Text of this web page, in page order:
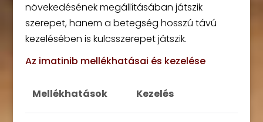
növekedésének megállításában játszik
szerepet, hanem a betegség hosszú távú
kezelésében is kulcsszerepet játszik.
Az imatinib mellékhatásai és kezelése
Mellékhatások Kezelés